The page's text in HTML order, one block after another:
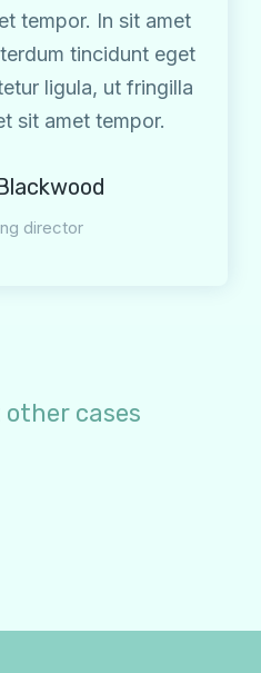
tempor. In sit amet
tincidunt eget
ligula, ut fringilla
sit amet tempor.
director
cases